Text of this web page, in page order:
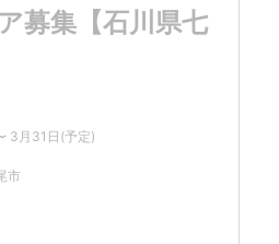
募集【石川県七
3月31日 (予定)
市